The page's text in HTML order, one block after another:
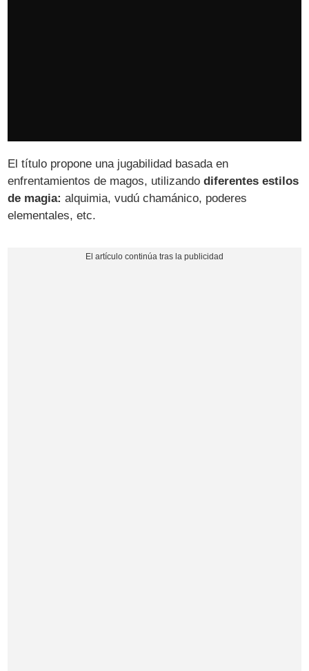
El título propone una jugabilidad basada en
enfrentamientos de magos, utilizandodiferentes estilos
de magia: alquimia, vudú chamánico, poderes
elementales, etc.